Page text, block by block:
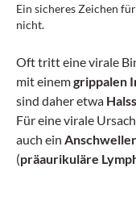
Ein sicheres Zeichen
nicht.
Oft tritt eine virale
mit einemgrippalen
sind daher etwa
Für eine virale
auch ein
(präaurikuläre